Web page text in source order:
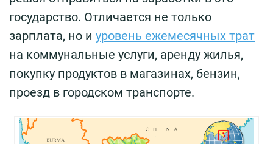
государство. Отличается не только
зарплата, но и уровень ежемесячных трат
на коммунальные услуги, аренду жилья,
покупку продуктов в магазинах, бензин,
проезд в городском транспорте.